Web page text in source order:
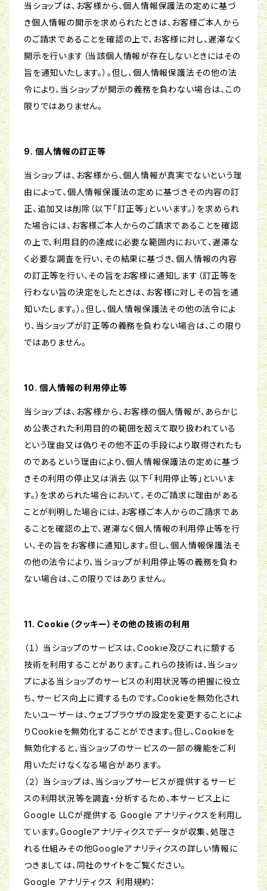
当ショップは、お客様から、個人情報保護法の定めに基づ
き個人情報の開示を求められたときは、お客様ご本人から
のご請求であることを確認の上で、お客様に対し、遅滞なく
開示を行います（当該個人情報が存在しないときにはその
旨を通知いたします。）。但し、個人情報保護法その他の法
令により、当ショップが開示の義務を負わない場合は、この
限りではありません。
9. 個人情報の訂正等
当ショップは、お客様から、個人情報が真実でないという理
由によって、個人情報保護法の定めに基づきその内容の訂
正、追加又は削除（以下「訂正等」といいます。）を求められ
た場合には、お客様ご本人からのご請求であることを確認
の上で、利用目的の達成に必要な範囲内において、遅滞な
く必要な調査を行い、その結果に基づき、個人情報の内容
の訂正等を行い、その旨をお客様に通知します（訂正等を
行わない旨の決定をしたときは、お客様に対しその旨を通
知いたします。）。但し、個人情報保護法その他の法令によ
り、当ショップが訂正等の義務を負わない場合は、この限り
ではありません。
10. 個人情報の利用停止等
当ショップは、お客様から、お客様の個人情報が、あらかじ
め公表された利用目的の範囲を超えて取り扱われている
という理由又は偽りその他不正の手段により取得されたも
のであるという理由により、個人情報保護法の定めに基づ
きその利用の停止又は消去（以下「利用停止等」といいま
す。）を求められた場合において、そのご請求に理由がある
ことが判明した場合には、お客様ご本人からのご請求であ
ることを確認の上で、遅滞なく個人情報の利用停止等を行
い、その旨をお客様に通知します。但し、個人情報保護法そ
の他の法令により、当ショップが利用停止等の義務を負わ
ない場合は、この限りではありません。
11. Cookie（クッキー）その他の技術の利用
（１） 当ショップのサービスは、Cookie及びこれに類する
技術を利用することがあります。これらの技術は、当ショッ
プによる当ショップのサービスの利用状況等の把握に役立
ち、サービス向上に資するものです。Cookieを無効化され
たいユーザーは、ウェブブラウザの設定を変更することによ
りCookieを無効化することができます。但し、Cookieを
無効化すると、当ショップのサービスの一部の機能をご利
用いただけなくなる場合があります。
（２） 当ショップは、当ショップサービスが提供するサービ
スの利用状況等を調査・分析するため、本サービス上に
Google LLCが提供する Google アナリティクスを利用し
ています。Googleアナリティクスでデータが収集、処理さ
れる仕組みその他Googleアナリティクスの詳しい情報に
つきましては、同社のサイトをご覧ください。
Google アナリティクス 利用規約：